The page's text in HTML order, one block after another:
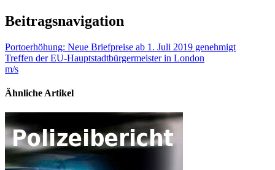
Beitragsnavigation
Portoerhöhung: Neue Briefpreise ab 1. Juli 2019 genehmigt
Treffen der EU-Hauptstadtbürgermeister in London
m/s
Ähnliche Artikel